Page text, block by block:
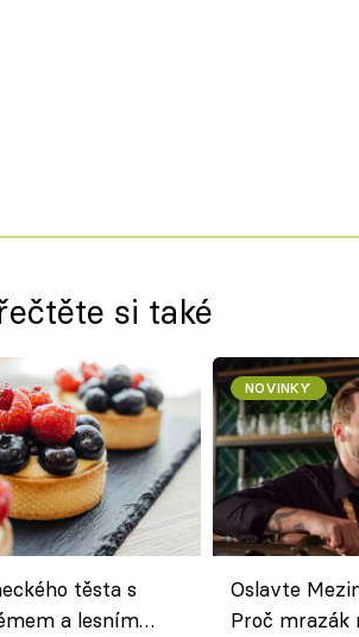
si také
těsta s
a lesním
NOVINKY
Oslavte
Proč